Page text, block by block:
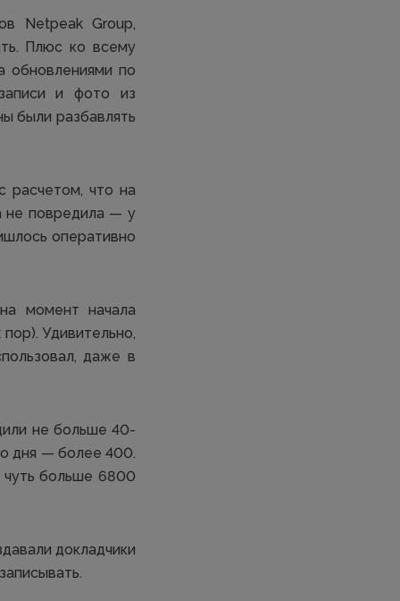
Netpeak Group,
Плюс ко всему
обновлениями по
и фото из
были разбавлять
расчетом, что на
не повредила — у
оперативно
момент начала
Удивительно,
даже в
не больше 40-
дня — более 400.
чуть больше 6800
докладчики